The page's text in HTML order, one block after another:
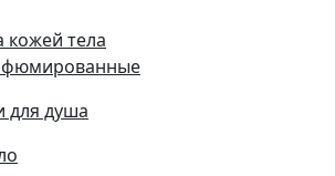
кожей тела
для душа